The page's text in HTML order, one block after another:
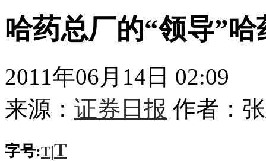
哈药总厂的“领导”
2011年06月14日 02:09
来源： 证券日报 作者：
字号:T|T